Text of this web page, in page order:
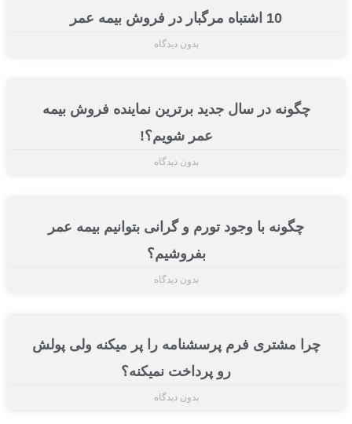
10 اشتباه مرگبار در فروش بیمه عمر
بدون دیدگاه
چگونه در سال جدید برترین نماینده فروش بیمه
عمر شویم؟!
بدون دیدگاه
چگونه با وجود تورم و گرانی بتوانیم بیمه عمر
بفروشیم؟
بدون دیدگاه
چرا مشتری فرم پرسشنامه را پر میکنه ولی پولش
رو پرداخت نمیکنه؟
بدون دیدگاه